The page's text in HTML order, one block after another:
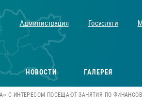
Администрация Госуслуги
НОВОСТИ ГАЛЕРЕЯ
С ИНТЕРЕСОМ ПОСЕЩАЮТ ЗАНЯТИЯ ПО